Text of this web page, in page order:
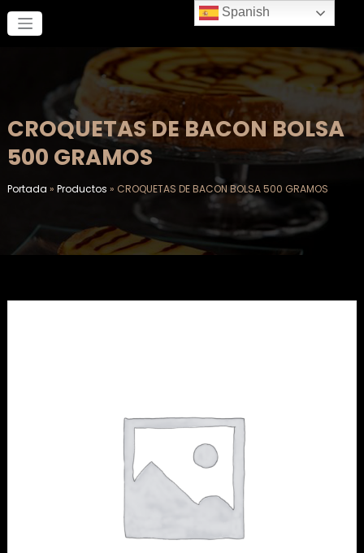
contenido
CROQUETAS DE BACON BOLSA
500 GRAMOS
Portada » Productos » CROQUETAS DE BACON BOLSA 500 GRAMOS
Spanish